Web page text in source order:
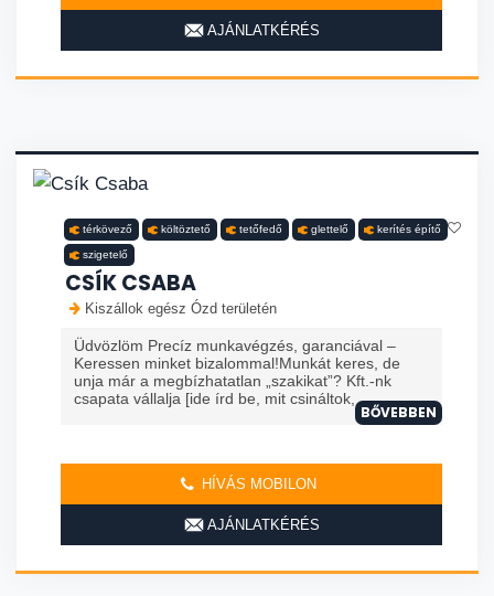
AJÁNLATKÉRÉS
térkövező költöztető tetőfedő glettelő kerítés építő
szigetelő
CSÍK CSABA
Kiszállok egész Ózd területén
Üdvözlöm Precíz munkavégzés, garanciával –
Keressen minket bizalommal!Munkát keres, de
unja már a megbízhatatlan „szakikat”? Kft.-nk
csapata vállalja [ide írd be, mit csináltok, ...
BŐVEBBEN
HÍVÁS MOBILON
AJÁNLATKÉRÉS